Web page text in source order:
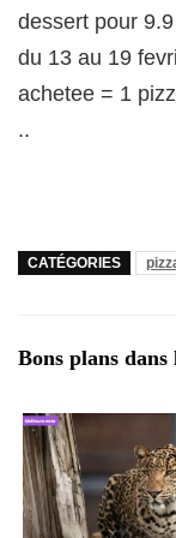
dessert pour
du 13 au 19
achetee = 1
..
CATÉGORIES
Bons plans dans